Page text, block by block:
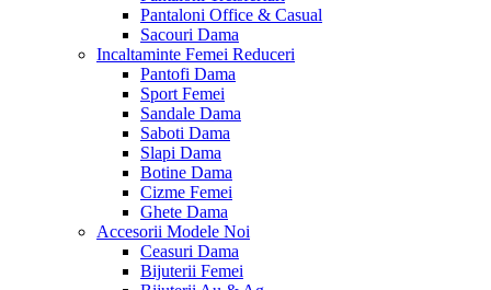
Pantaloni Office & Casual
Sacouri Dama
Incaltaminte Femei Reduceri
Pantofi Dama
Sport Femei
Sandale Dama
Saboti Dama
Slapi Dama
Botine Dama
Cizme Femei
Ghete Dama
Accesorii Modele Noi
Ceasuri Dama
Bijuterii Femei